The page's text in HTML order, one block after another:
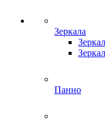
Зеркала
Панно